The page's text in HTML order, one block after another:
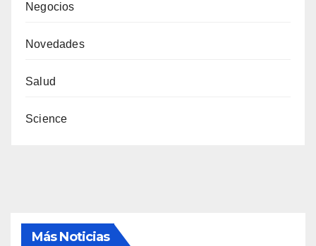
Negocios
Novedades
Salud
Science
Más Noticias